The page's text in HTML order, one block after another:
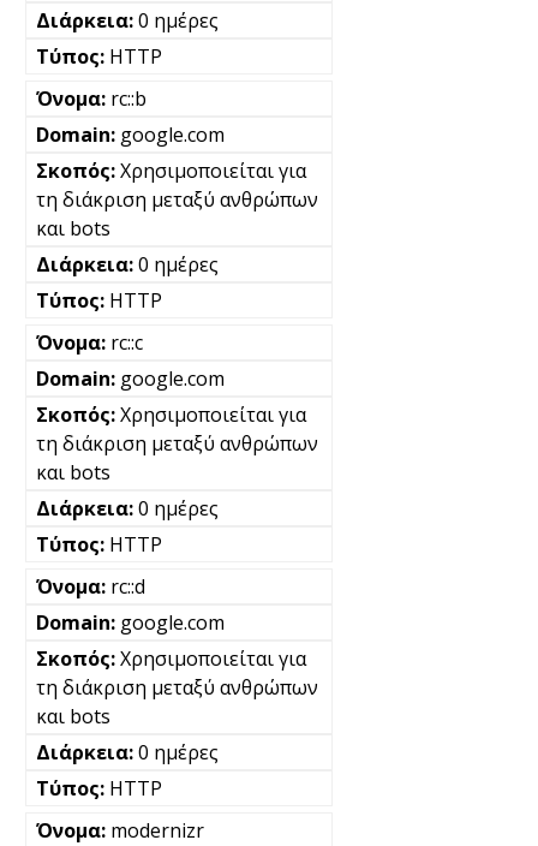
0 ημέρες
HTTP
rc::b
google.com
Χρησιμοποιείται για
τη διάκριση μεταξύ ανθρώπων
και bots
0 ημέρες
HTTP
rc::c
google.com
Χρησιμοποιείται για
τη διάκριση μεταξύ ανθρώπων
και bots
0 ημέρες
HTTP
rc::d
google.com
Χρησιμοποιείται για
τη διάκριση μεταξύ ανθρώπων
και bots
0 ημέρες
HTTP
modernizr